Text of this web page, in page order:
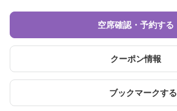
空席確認・予約する
クーポン情報
ブックマークする